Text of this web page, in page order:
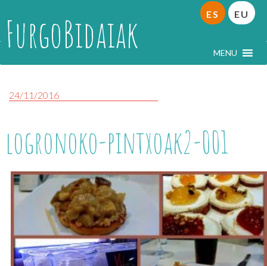
FurgoBidaiak MENU
ES EU
24/11/2016
logronoko-pintxoak2-001